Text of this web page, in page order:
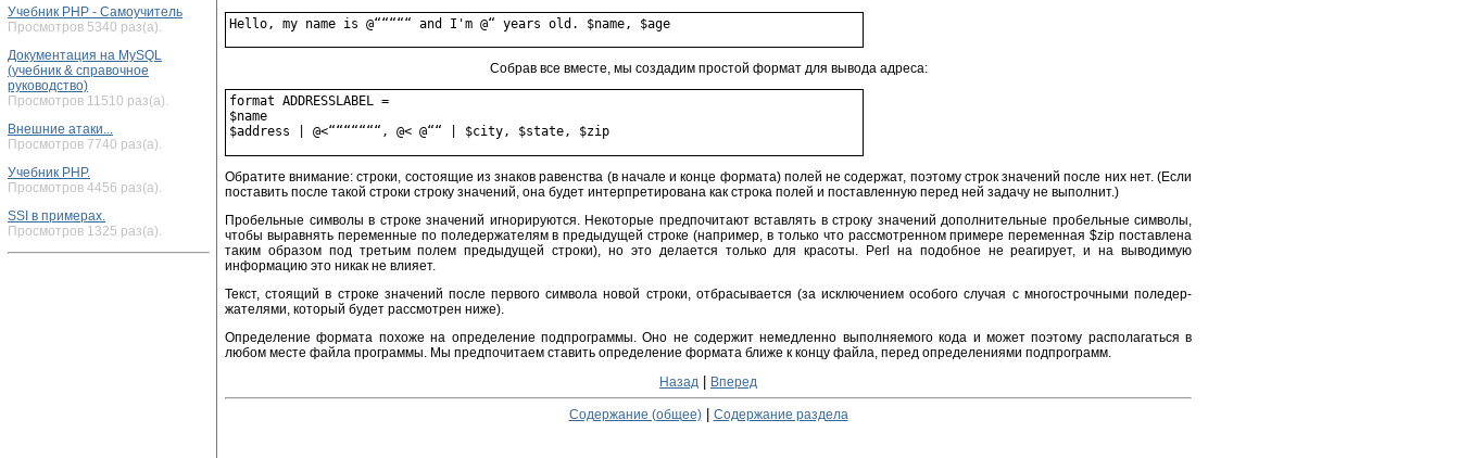
Учебник PHP - Самоучитель
Просмотров 5340 раз(а).
Документация на MySQL
(учебник & справочное
руководство)
Просмотров 11510 раз(а).
Внешние атаки...
Просмотров 7740 раз(а).
Учебник PHP.
Просмотров 4456 раз(а).
SSI в примерах.
Просмотров 1325 раз(а).
Собрав все вместе, мы создадим простой формат для вывода адреса:
format ADDRESSLABEL =
$name
Обратите внимание: строки, состоящие из знаков равенства (в начале и конце формата) полей не содержат, поэтому строк значений после них нет. (Если
поставить после такой строки строку значений, она будет интерпретирована как строка полей и поставленную перед ней задачу не выполнит.)
Пробельные символы в строке значений игнорируются. Некоторые предпочитают вставлять в строку значений дополнительные пробельные символы,
чтобы выравнять переменные по поледержателям в предыдущей строке (например, в только что рассмотренном примере переменная $zip поставлена
таким образом под третьим полем предыдущей строки), но это делается только для красоты. Perl на подобное не реагирует, и на выводимую
информацию это никак не влияет.
Текст, стоящий в строке значений после первого символа новой строки, отбрасывается (за исключением особого случая с многострочными поледер-
жателями, который будет рассмотрен ниже).
Определение формата похоже на определение подпрограммы. Оно не содержит немедленно выполняемого кода и может поэтому располагаться в
любом месте файла программы. Мы предпочитаем ставить определение формата ближе к концу файла, перед определениями подпрограмм.
Назад
Вперед
Содержание (общее)| Содержание раздела